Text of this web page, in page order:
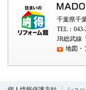
千葉県千
TEL：
JR総武線
地図・